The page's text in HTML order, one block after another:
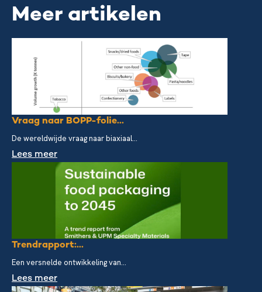
Meer artikelen
Vraag naar BOPP-folie...
De wereldwijde vraag naar biaxiaal...
Lees meer
Trendrapport:...
Een versnelde ontwikkeling van...
Lees meer